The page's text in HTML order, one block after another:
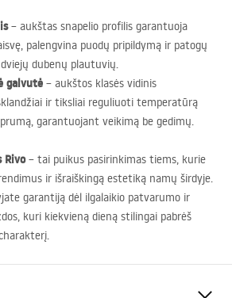
– aukštas snapelio profilis garantuoja
palengvina puodų pripildymą ir patogų
dubenų plautuvių.
galvutė – aukštos klasės vidinis
ir tiksliai reguliuoti temperatūrą
garantuojant veikimą be gedimų.
Rivo– tai puikus pasirinkimas tiems, kurie
ir išraiškingą estetiką namų širdyje.
garantiją dėl ilgalaikio patvarumo ir
kuri kiekvieną dieną stilingai pabrėš